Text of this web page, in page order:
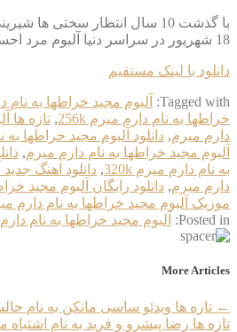
با گذشت 10 سال انتظار سختی ها شیرینی ها تلخی ها بد قولی ها
18 شهریور در سراسر دنیا آلبوم مرد احساس خاورمیانه
دانلود با لینک مستقیم
Tagged with: آلبوم مجید خراطها به نام
خراطها به نام دارم میرم 256k
, تازه ها
دارم میرم, دانلود آلبوم مجید خراطها به
آلبوم مجید خراطها به نام دارم میرم,
به نام دارم میرم 320k
, دانلود اهنگ
دارم میرم, دانلود رایگان آلبوم مجید
موزیک آلبوم مجید خراطها به نام دارم
Posted in:
آلبوم مجید خراطها به نام
More Articles
← تازه ها ویدئو ساسی مانکن به نام
تازه ها رضا پیشرو و فرید به نام